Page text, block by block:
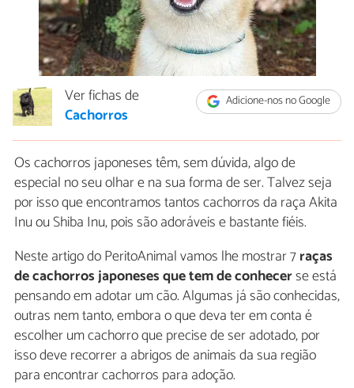
Adicione-nos no Google
Ver fichas de
Cachorros
Os cachorros japoneses têm, sem dúvida, algo de
especial no seu olhar e na sua forma de ser. Talvez seja
por isso que encontramos tantos cachorros da raça Akita
Inu ou Shiba Inu, pois são adoráveis e bastante fiéis.
Neste artigo do PeritoAnimal vamos lhe mostrar 7raças
de cachorros japoneses que tem de conhecerse está
pensando em adotar um cão. Algumas já são conhecidas,
outras nem tanto, embora o que deva ter em conta é
escolher um cachorro que precise de ser adotado, por
isso deve recorrer a abrigos de animais da sua região
para encontrar cachorros para adoção.